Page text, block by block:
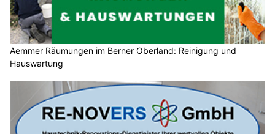
Aemmer Räumungen im Berner Oberland: Reinigung und
Hauswartung